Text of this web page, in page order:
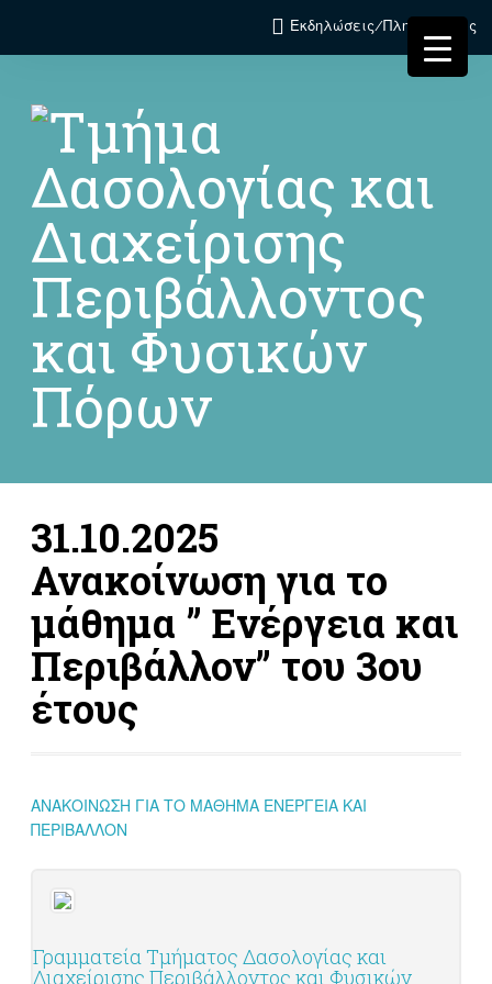
Εκδηλώσεις/Πληροφορίες
31.10.2025
Ανακοίνωση για το
μάθημα ” Ενέργεια και
Περιβάλλον” του 3ου
έτους
ΑΝΑΚΟΙΝΩΣΗ ΓΙΑ ΤΟ ΜΑΘΗΜΑ ΕΝΕΡΓΕΙΑ ΚΑΙ
ΠΕΡΙΒΑΛΛΟΝ
Γραμματεία Τμήματος Δασολογίας και
Διαχείρισης Περιβάλλοντος και Φυσικών